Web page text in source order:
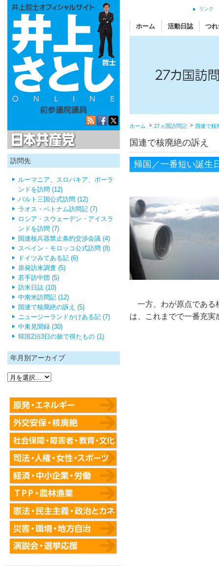
訪問先
ルーマニア、スロバキア、ポーラ
ンドを訪問 (12)
バルト三国公式訪問 (12)
ラオス・ベトナム訪問記 (7)
ロシア・スウェーデン・アイスラ
ンドを訪問 (7)
国連核兵器禁止条約交渉会議 (4)
スペイン・モロッコ公式訪問 (8)
ドイツみてある記 (6)
原発訪米調査 (5)
若手訪中団 (5)
訪米日誌 (10)
中南米訪問記 (12)
国連で核廃絶の訴え (5)
ニュージーランドかけある記 (7)
中東見聞録 (30)
韓国2泊3日の旅で得たもの (1)
年月別アーカイブ
リンク
ホーム 活動日誌 つ
ホーム 27ヵ国訪問記 国連で核
国連で核廃絶の訴え
帰国／一番短い誕生
一方、わが原点である
は、これまでで一番充